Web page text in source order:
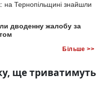
на Тернопільщині знайшли
дводенну жалобу за
Більше >>
ще триватимуть